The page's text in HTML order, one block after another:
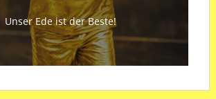
Unser Ede ist der Beste!